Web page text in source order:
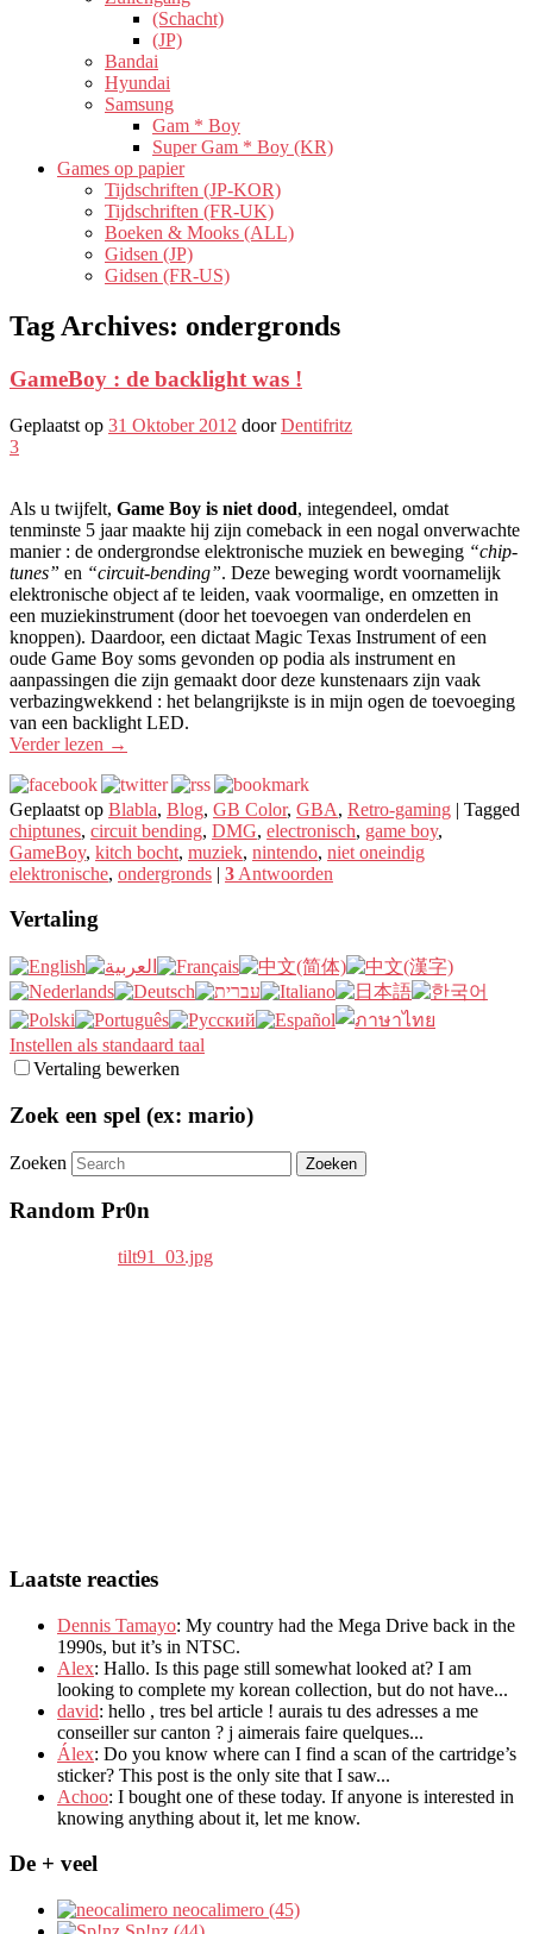
(Schacht)
(JP)
Bandai
Hyundai
Samsung
Gam * Boy
Super Gam * Boy (KR)
Games op papier
Tijdschriften (JP-KOR)
Tijdschriften (FR-UK)
Boeken & Mooks (ALL)
Gidsen (JP)
Gidsen (FR-US)
Tag Archives: ondergronds
GameBoy : de backlight was !
Geplaatst op 31 Oktober 2012 doorDentifritz
3
Als u twijfelt, Game Boy is niet dood, integendeel, omdat
tenminste 5 jaar maakte hij zijn comeback in een nogal onverwachte
manier : de ondergrondse elektronische muziek en beweging “chip-
tunes” en “circuit-bending”. Deze beweging wordt voornamelijk
elektronische object af te leiden, vaak voormalige, en omzetten in
een muziekinstrument (door het toevoegen van onderdelen en
knoppen). Daardoor, een dictaat Magic Texas Instrument of een
oude Game Boy soms gevonden op podia als instrument en
aanpassingen die zijn gemaakt door deze kunstenaars zijn vaak
verbazingwekkend : het belangrijkste is in mijn ogen de toevoeging
van een backlight LED.
Verder lezen →
Geplaatst op Blabla, Blog, GB Color, GBA, Retro-gaming | Tagged
chiptunes, circuit bending, DMG, electronisch, game boy,
GameBoy, kitch bocht, muziek, nintendo, niet oneindig
elektronische, ondergronds | 3 Antwoorden
Vertaling
Instellen als standaard taal
Vertaling bewerken
Zoek een spel (ex: mario)
Zoeken
Random Pr0n
Laatste reacties
Dennis Tamayo: My country had the Mega Drive back in the
1990s, but it’s in NTSC.
Alex: Hallo. Is this page still somewhat looked at? I am
looking to complete my korean collection, but do not have...
david: hello , tres bel article ! aurais tu des adresses a me
conseiller sur canton ? j aimerais faire quelques...
Álex: Do you know where can I find a scan of the cartridge’s
sticker? This post is the only site that I saw...
Achoo: I bought one of these today. If anyone is interested in
knowing anything about it, let me know.
De + veel
neocalimero (45)